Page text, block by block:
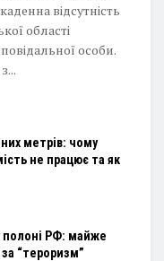
відсутність
області
особи.
метрів: чому
не працює та як
полоні РФ: майже
“тероризм”